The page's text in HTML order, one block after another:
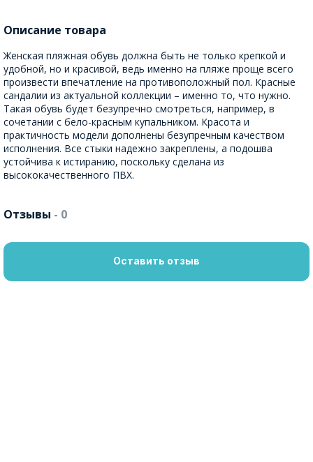
Описание товара
Женская пляжная обувь должна быть не только крепкой и
удобной, но и красивой, ведь именно на пляже проще всего
произвести впечатление на противоположный пол. Красные
сандалии из актуальной коллекции – именно то, что нужно.
Такая обувь будет безупречно смотреться, например, в
сочетании с бело-красным купальником. Красота и
практичность модели дополнены безупречным качеством
исполнения. Все стыки надежно закреплены, а подошва
устойчива к истиранию, поскольку сделана из
высококачественного ПВХ.
Отзывы - 0
Оставить отзыв